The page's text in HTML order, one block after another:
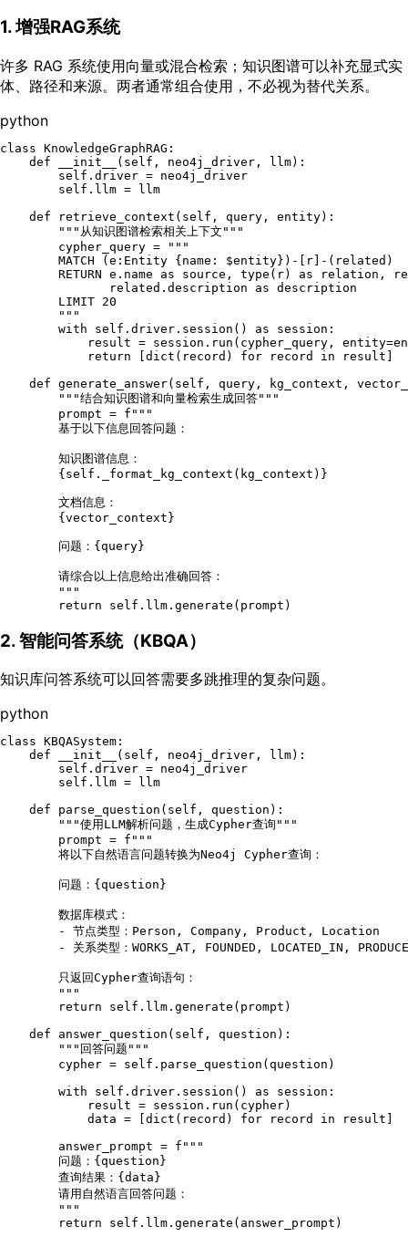
1. 增强RAG系统
许多 RAG 系统使用向量或混合检索；知识图谱可以补充显式实
体、路径和来源。两者通常组合使用，不必视为替代关系。
python
class KnowledgeGraphRAG :
def
__init__ ( self, neo4j_driver, llm):
self .driver = neo4j_driver
self .llm = llm
def
retrieve_context ( self, query, entity):
"""从知识图谱检索相关上下文"""
        cypher_query =
"""
        MATCH (e:Entity {name: $entity})-[r]-(related)
RETURN e.name as source, type(r) as relation,
               related.description as description
        LIMIT 20
        """
with
self .driver.session() as session:
result = session.run(cypher_query,
return
dict (record) for record in result]
def generate_answer( self, query, kg_context,
"""结合知识图谱和向量检索生成回答"""
        prompt =
f"""
        基于以下信息回答问题：
        知识图谱信息：
{self._format_kg_context(kg_context)}
        文档信息：
{vector_context}
        问题：
{query}
        请综合以上信息给出准确回答：
        """
return
self
2. 智能问答系统（KBQA）
知识库问答系统可以回答需要多跳推理的复杂问题。
python
class KBQASystem :
def
__init__ ( self, neo4j_driver, llm):
self .driver = neo4j_driver
self .llm = llm
def
parse_question ( self, question ):
"""使用LLM解析问题，生成Cypher查询"""
        prompt =
f"""
        将以下自然语言问题转换为Neo4j Cypher查询：
        问题：
{question}
        数据库模式：
        - 节点类型：Person, Company, Product, Location
- 关系类型：WORKS_AT, FOUNDED, LOCATED_IN,
        只返回Cypher查询语句：
        """
return
self .llm.generate(prompt)
def
answer_question ( self, question ):
"""回答问题"""
        cypher =
self .parse_question(question)
with
self .driver.session() as session:
            result = session.run(cypher)
            data = [
dict (record) for record in result]
        answer_prompt =
f"""
        问题：
{question}
        查询结果：
{data}
        请用自然语言回答问题：
        """
return
self